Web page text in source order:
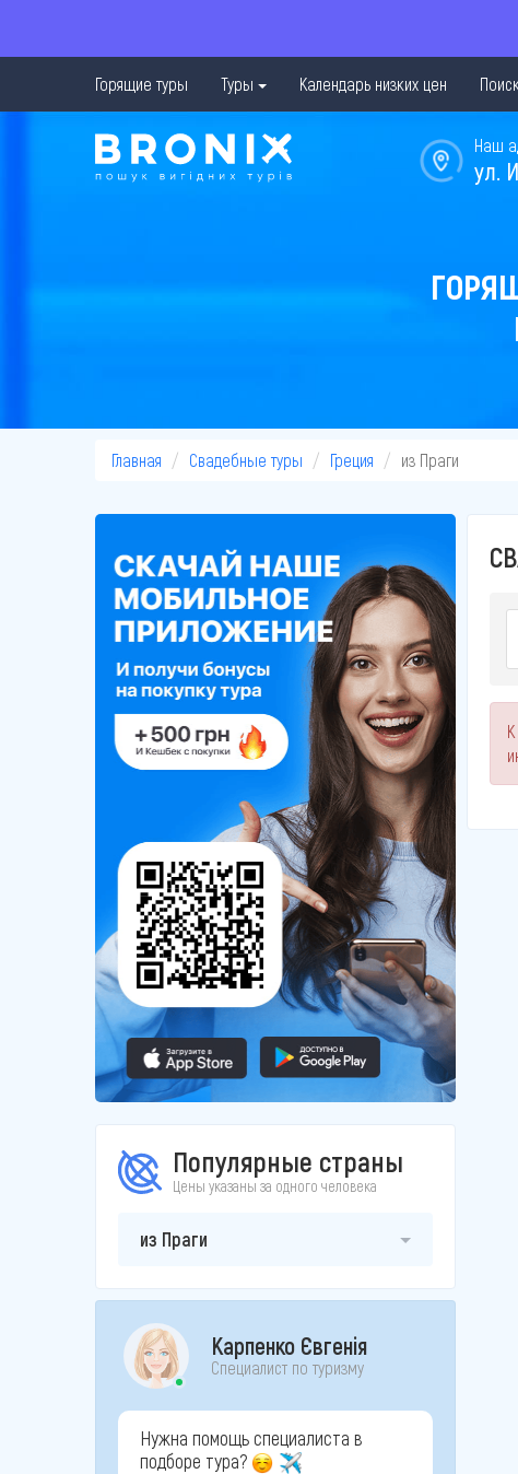
Горящие туры Туры Календарь низких цен
Наш
ул.
Главная Свадебные туры Греция из Праги
Популярные страны
Цены указаны за одного человека
из Праги
Карпенко Євгенія
Специалист по туризму
Нужна помощь специалиста в
подборе тура?